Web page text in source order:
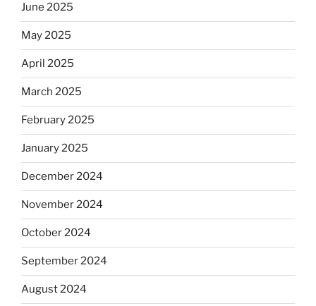
June 2025
May 2025
April 2025
March 2025
February 2025
January 2025
December 2024
November 2024
October 2024
September 2024
August 2024